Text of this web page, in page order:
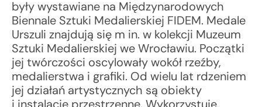
były wystawiane na Międzynarodowych
Biennale Sztuki Medalierskiej FIDEM. Medale
Urszuli znajdują się m in. w kolekcji Muzeum
Sztuki Medalierskiej we Wrocławiu. Początki
jej twórczości oscylowały wokół rzeźby,
medalierstwa i grafiki. Od wielu lat rdzeniem
jej działań artystycznych są obiekty